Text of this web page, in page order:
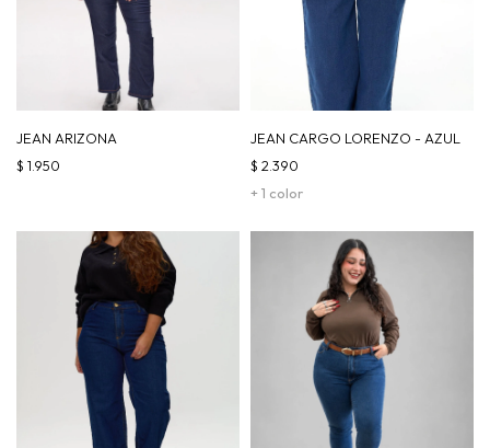
JEAN ARIZONA
$ 1.950
JEAN CARGO LORENZO - AZUL
+ 1 color
$ 2.390